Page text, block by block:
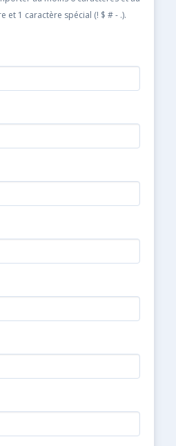
et 1 caractère spécial (! $ # - .).